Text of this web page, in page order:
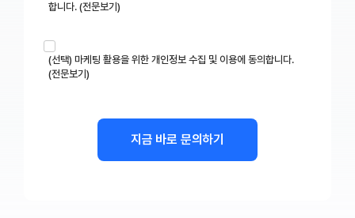
합니다. (전문보기)
1. 수집 항목:
이메일
2. 수집 목적:
문의 접수일로부터 6개월
(선택) 마케팅 활용을 위한 개인정보 수집 및 이용에 동의합니다.
(전문보기)
이름, 이메일, 연락처, 회사명, 부서, 직함
뉴스레터 발송 및 맞춤형 마케팅 정보 제공